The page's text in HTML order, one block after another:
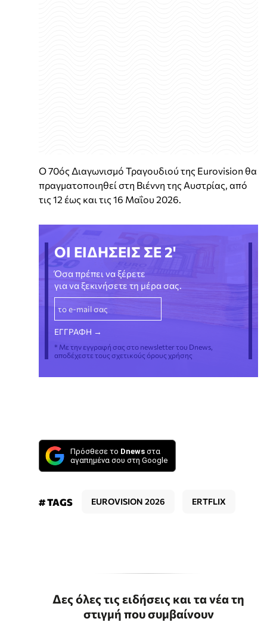
Ο 70ός Διαγωνισμό Τραγουδιού της Eurovision θα
πραγματοποιηθεί στη Βιέννη της Αυστρίας, από
τις 12 έως και τις 16 Μαΐου 2026.
ΟΙ ΕΙΔΗΣΕΙΣ ΣΕ 2'
Όσα πρέπει να ξέρετε
για να ξεκινήσετε τη μέρα σας.
* Με την εγγραφή σας στο newsletter του Dnews,
αποδέχεστε τους σχετικούς όρους χρήσης
Πρόσθεσε το Dnews στα
αγαπημένα σου στη Google
# TAGS EUROVISION 2026 ERTFLIX
Δες όλες τις ειδήσεις και τα νέα τη
στιγμή που συμβαίνουν